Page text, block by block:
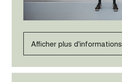
Afficher plus d'informations